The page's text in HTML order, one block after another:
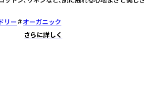
リー
オーガニック
さらに詳しく